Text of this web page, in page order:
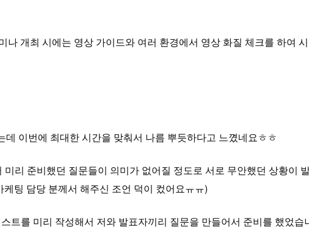
개최 시에는 영상 가이드와 여러 환경에서 영상 화질 체크를 하여
이번에 최대한 시간을 맞춰서 나름 뿌듯하다고 느꼈네요ㅎㅎ
리 준비했던 질문들이 의미가 없어질 정도로 서로 무안했던 상황이
팅 담당 분께서 해주신 조언 덕이 컸어요ㅠㅠ)
를 미리 작성해서 저와 발표자끼리 질문을 만들어서 준비를 했었